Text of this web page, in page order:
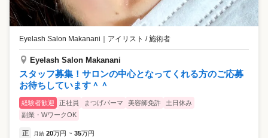
Eyelash Salon Makanani アイリスト / 施術者
Eyelash Salon Makanani
スタッフ募集！サロンの中心となってくれる方のご応募
お待ちしています＾＾
経験者歓迎 正社員 まつげパーマ 美容師免許
土日休み
副業・WワークOK
正 月給 20万円 ~ 35万円